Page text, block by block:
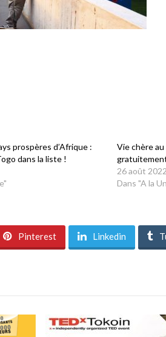
prospères d’Afrique :
dans la liste !
Vie chère
26 août 2022
Dans "A la
Pinterest Linkedin